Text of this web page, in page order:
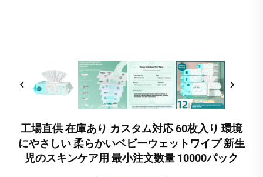
工場直供 在庫あり カスタム対応 60枚入り 環境
にやさしい 柔らかいベビーウェットワイプ 新生
児のスキンケア用 最小注文数量 10000パック